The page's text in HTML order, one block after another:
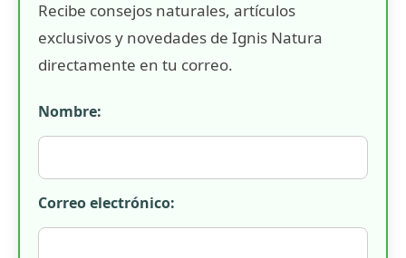
Recibe consejos naturales, artículos
exclusivos y novedades de Ignis Natura
directamente en tu correo.
Nombre:
Correo electrónico: